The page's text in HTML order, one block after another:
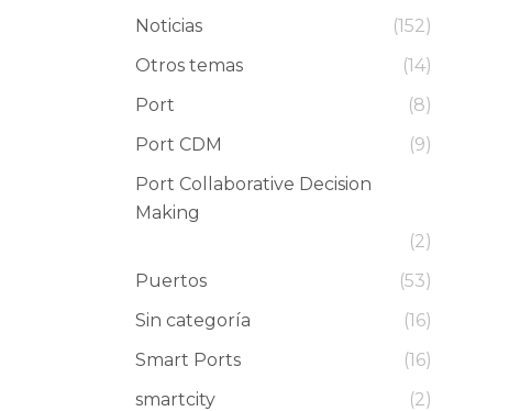
Noticias
(152)
Otros temas
(14)
Port
(8)
Port CDM
(9)
Port Collaborative Decision
Making
(2)
Puertos
(53)
Sin categoría
(16)
Smart Ports
(16)
smartcity
(2)